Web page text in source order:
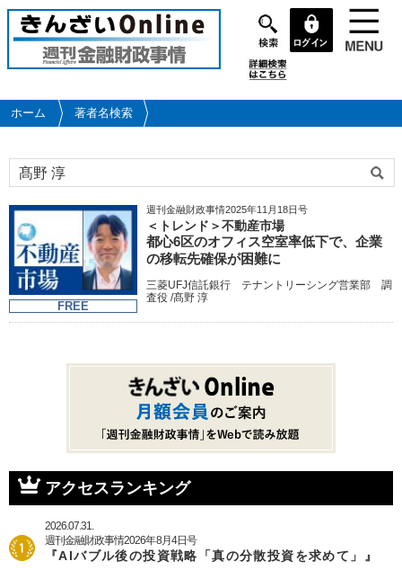
メ
イ
コ
ン
移
動
ホーム 著者名検索
FREE
週刊金融財政事情2025年11月18日号
＜トレンド＞不動産市場
都心6区のオフィス空室率低下で、企業
の移転先確保が困難に
三菱UFJ信託銀行 テナントリーシング営業部 調
査役 /髙野 淳
アクセスランキング
2026.07.31.
週刊金融財政事情2026年8月4日号
『AIバブル後の投資戦略「真の分散投資を求めて」』